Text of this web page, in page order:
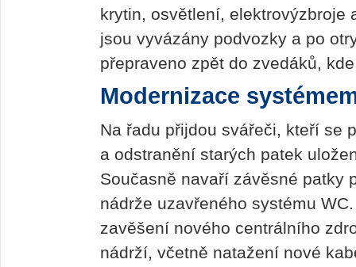
krytin, osvětlení, elektrovýzbroje
jsou vyvázány podvozky a po
přepraveno zpět do zvedáků,
Modernizace
Na řadu přijdou svářeči, kteří se
a odstranění starých patek
Současně navaří závěsné patky
nádrže uzavřeného systému
zavěšení nového centrálního
nádrží, včetně natažení nové